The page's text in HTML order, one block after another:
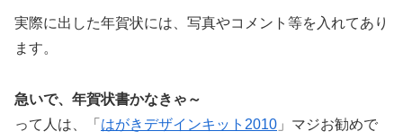
実際に出した年賀状には、写真やコメント等を入れてあり
ます。
急いで、年賀状書かなきゃ～
って人は、「 はがきデザインキット2010 」マジお勧めで